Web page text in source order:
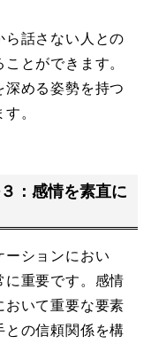
ら話さない人との
とができます。
める姿勢を持つ
。
：感情を素直に
ーションにおい
に重要です。感情
おいて重要な要素
との信頼関係を構